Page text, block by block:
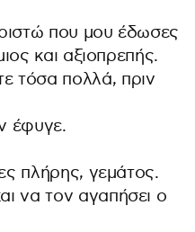
που μου έδωσες
και αξιοπρεπής.
τόσα πολλά, πριν
έφυγε.
πλήρης, γεμάτος.
να τον αγαπήσει ο